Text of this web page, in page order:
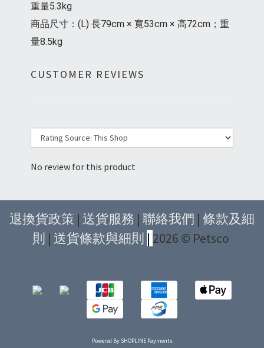
重量5.3kg
商品尺寸：(L) 長79cm × 寬53cm × 高72cm；重
量8.5kg
CUSTOMER REVIEWS
No review for this product
退換貨政策 | 送貨服務 | 聯絡我們 | 條款及細
則 | 送貨條款與細則 | 2026 © Petsco
Powered By SHOPLINE Payments